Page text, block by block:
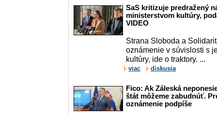
SaS kritizuje predražený
ministerstvom kultúry,
VIDEO
Strana Sloboda a
oznámenie v súvislosti s
kultúry, ide o traktory. ...
viac diskusia
Fico: Ak Záleská
štát môžeme zabudnúť.
oznámenie podpíše